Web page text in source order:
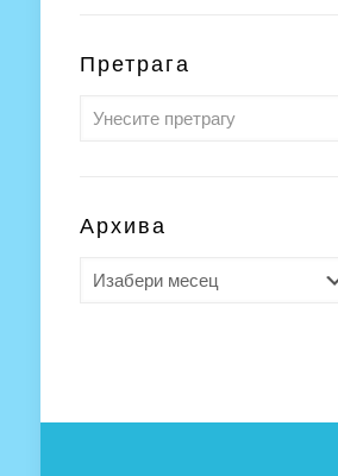
Претрага
Архива